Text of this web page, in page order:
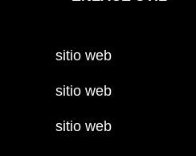
sitio web
sitio web
sitio web